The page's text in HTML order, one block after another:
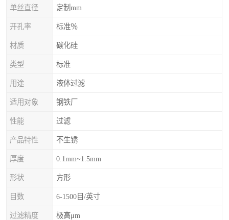
单丝直径 定制mm
开孔率 标准％
材质 碳化硅
类型 标准
用途 液体过滤
适用对象 钢铁厂
性能 过滤
产品特性 不生锈
厚度 0.1mm~1.5mm
形状 方形
目数 6-1500目/英寸
过滤精度 极高μm